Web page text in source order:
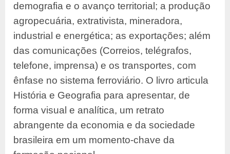
demografia e o avanço territorial; a produção
agropecuária, extrativista, mineradora,
industrial e energética; as exportações; além
das comunicações (Correios, telégrafos,
telefone, imprensa) e os transportes, com
ênfase no sistema ferroviário. O livro articula
História e Geografia para apresentar, de
forma visual e analítica, um retrato
abrangente da economia e da sociedade
brasileira em um momento-chave da